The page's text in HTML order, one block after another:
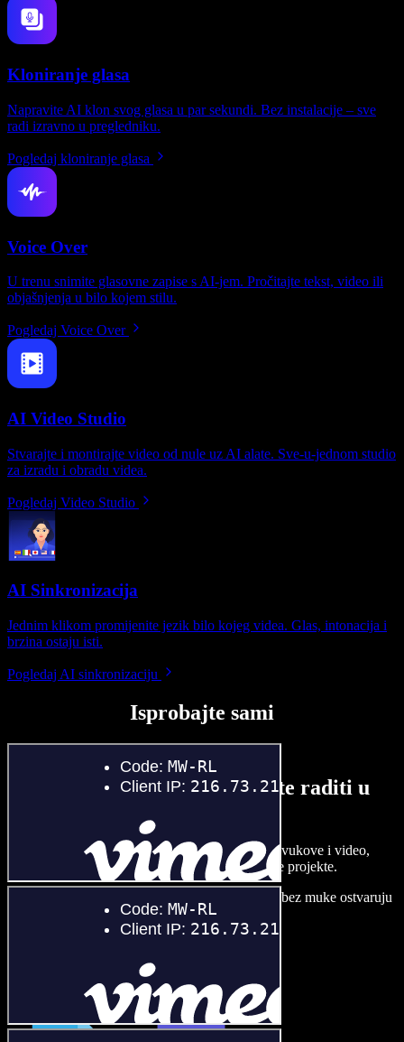
Kloniranje glasa
Napravite AI klon svog glasa u par sekundi. Bez instalacije – sve
radi izravno u pregledniku.
Pogledaj kloniranje glasa
Voice Over
U trenu snimite glasovne zapise s AI-jem. Pročitajte tekst, video ili
objašnjenja u bilo kojem stilu.
Pogledaj Voice Over
AI Video Studio
Stvarajte i montirajte video od nule uz AI alate. Sve-u-jednom studio
za izradu i obradu videa.
Pogledaj Video Studio
AI Sinkronizacija
Jednim klikom promijenite jezik bilo kojeg videa. Glas, intonacija i
brzina ostaju isti.
Pogledaj AI sinkronizaciju
Isprobajte sami
Evo malog pregleda što možete raditi u
Napravite voice overe, dodajte besplatne slike, zvukove i video,
klonirajte svoj glas i složite sjajne audio-vizualne projekte.
Bez učenja i sve dostupno u pregledniku, autori bez muke ostvaruju
svaku kreativnu ideju.